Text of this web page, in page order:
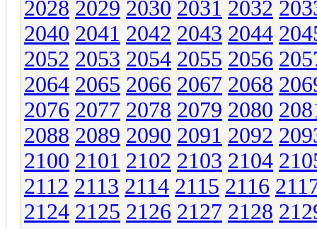
2028 2029 2030 2031 2032
2040 2041 2042 2043 2044
2052 2053 2054 2055 2056
2064 2065 2066 2067 2068
2076 2077 2078 2079 2080
2088 2089 2090 2091 2092
2100 2101 2102 2103 2104
2112 2113 2114 2115 2116
2124 2125 2126 2127 2128